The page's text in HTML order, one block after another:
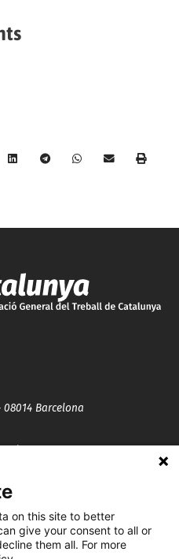
Barcelona
on this site to better
give your consent to all or
them all. For more